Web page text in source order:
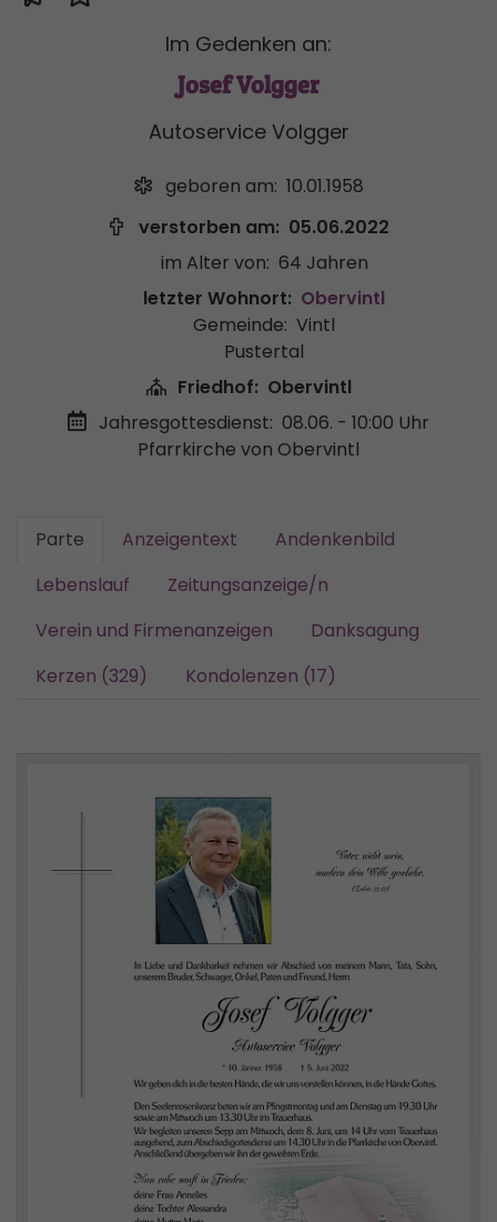
Im Gedenken an:
Josef Volgger
Autoservice Volgger
geboren am: 10.01.1958
verstorben am: 05.06.2022
im Alter von: 64 Jahren
letzter Wohnort: Obervintl
Gemeinde: Vintl
Pustertal
Friedhof: Obervintl
Jahresgottesdienst: 08.06. - 10:00 Uhr
Pfarrkirche von Obervintl
Parte Anzeigentext
Andenkenbild
Lebenslauf
Zeitungsanzeige/n
Verein und Firmenanzeigen
Danksagung
Kerzen (329)
Kondolenzen (17)